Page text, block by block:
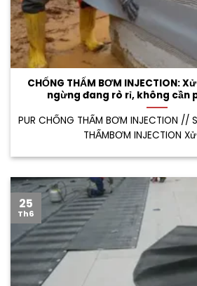
CHỐNG THẤM BƠM INJECTION:
ngừng đang rò rỉ, không cần
PUR CHỐNG THẤM BƠM INJECTION //
THẤMBƠM INJECTION
25
Th6